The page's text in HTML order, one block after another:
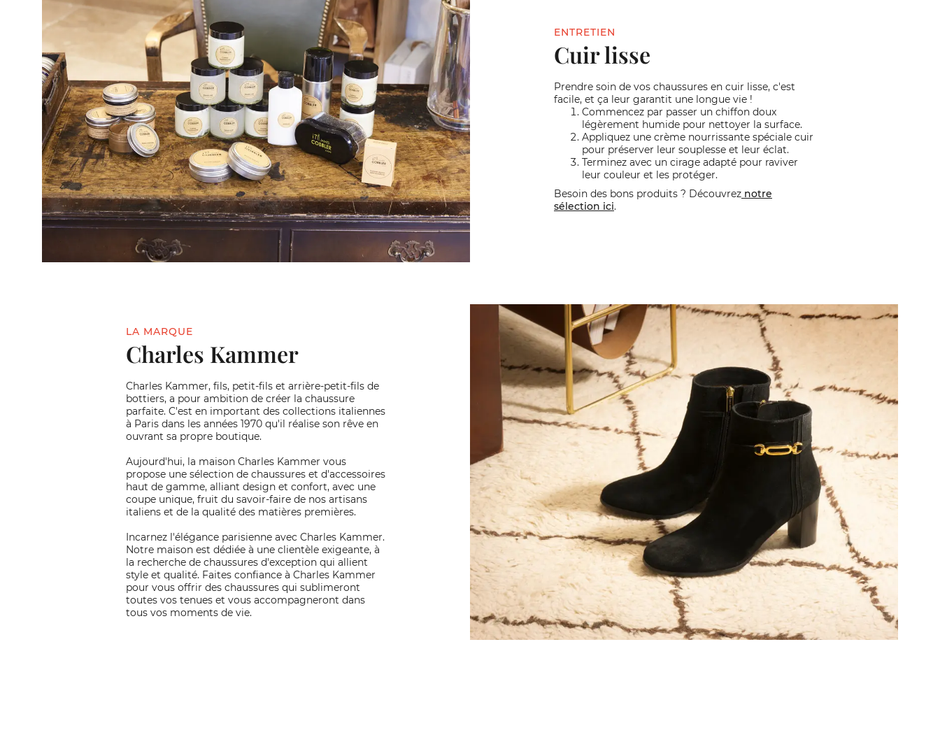
ENTRETIEN
Cuir lisse
Prendre soin de vos chaussures en cuir lisse, c'est
facile, et ça leur garantit une longue vie !
Commencez par passer un chiffon doux
légèrement humide pour nettoyer la surface.
Appliquez une crème nourrissante spéciale cuir
pour préserver leur souplesse et leur éclat.
Terminez avec un cirage adapté pour raviver
leur couleur et les protéger.
Besoin des bons produits ? Découvrez notre
sélection ici.
LA MARQUE
Charles Kammer
Charles Kammer, fils, petit-fils et arrière-petit-fils de
bottiers, a pour ambition de créer la chaussure
parfaite. C'est en important des collections italiennes
à Paris dans les années 1970 qu'il réalise son rêve en
ouvrant sa propre boutique.
Aujourd'hui, la maison Charles Kammer vous
propose une sélection de chaussures et d'accessoires
haut de gamme, alliant design et confort, avec une
coupe unique, fruit du savoir-faire de nos artisans
italiens et de la qualité des matières premières.
Incarnez l'élégance parisienne avec Charles Kammer.
Notre maison est dédiée à une clientèle exigeante, à
la recherche de chaussures d'exception qui allient
style et qualité. Faites confiance à Charles Kammer
pour vous offrir des chaussures qui sublimeront
toutes vos tenues et vous accompagneront dans
tous vos moments de vie.